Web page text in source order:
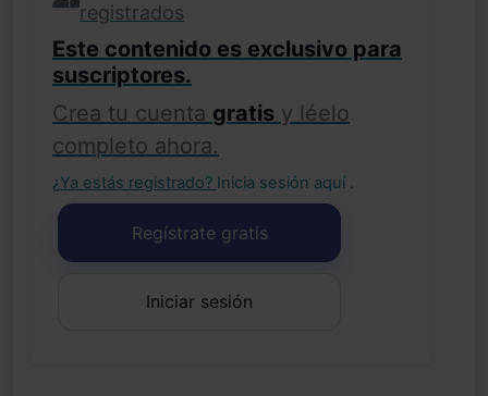
registrados
Este contenido es exclusivo para
suscriptores.
Crea tu cuenta gratis y léelo
completo ahora.
¿Ya estás registrado? Inicia sesión aquí .
Regístrate gratis
Iniciar sesión